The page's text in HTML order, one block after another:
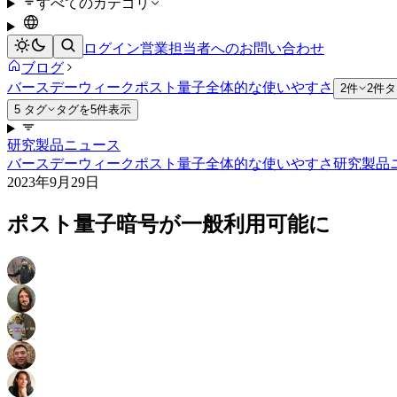
すべてのカテゴリ
ログイン営業担当者へのお問い合わせ
ブログ
バースデーウィークポスト量子全体的な使いやすさ 2件
2件
5 タグ
タグを5件表示
研究製品ニュース
バースデーウィークポスト量子全体的な使いやすさ研究製品
2023年9月29日
ポスト量子暗号が一般利用可能に